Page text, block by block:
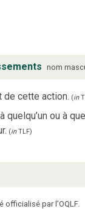
nom
de cette action. (in
quelqu’un ou à
(inTLF)
officialisé par l’OQLF.